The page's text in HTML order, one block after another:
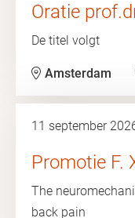
Oratie
De titel volgt
Amsterdam
11 september
Promotie F.
The
back pain